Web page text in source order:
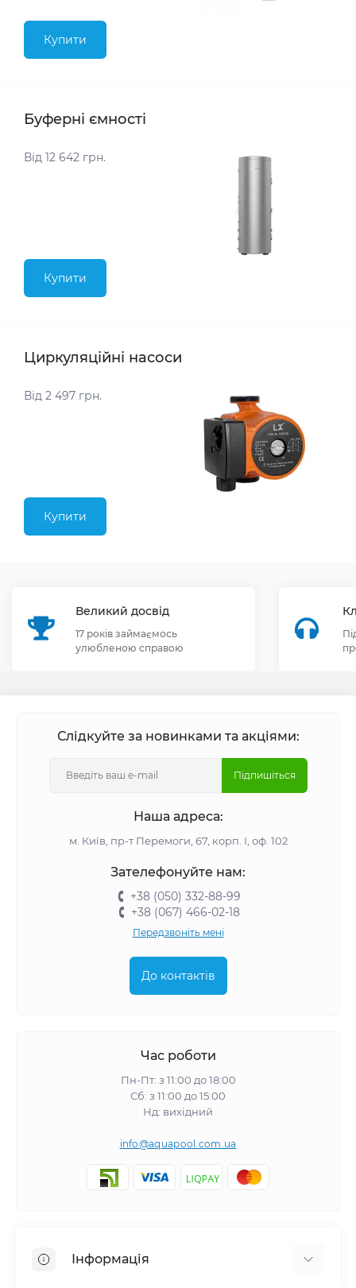
Купити
Буферні ємності
Від 12 642 грн.
Купити
Циркуляційні насоси
Від 2 497 грн.
Купити
Великий досвід
17 років займаємось
улюбленою справою
Слідкуйте за новинками та акціями:
Підпишіться
Наша адреса:
м. Київ, пр-т Перемоги, 67, корп. І, оф. 102
Зателефонуйте нам:
+38 (050) 332-88-99
+38 (067) 466-02-18
Передзвоніть мені
До контактів
Час роботи
Пн-Пт: з 11:00 до 18:00
Сб: з 11:00 до 15:00
Нд: вихідний
info@aquapool.com.ua
Інформація